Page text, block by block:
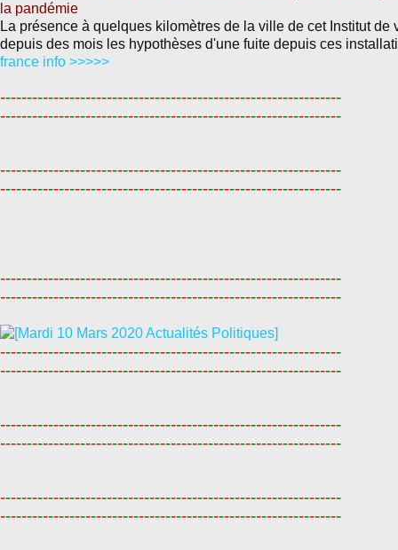
la pandémie
La présence à quelques kilomètres de la ville de cet Institut de
depuis des mois les hypothèses d'une fuite depuis ces
france info >>>>>
----------------------------------------------------------------
----------------------------------------------------------------
----------------------------------------------------------------
----------------------------------------------------------------
----------------------------------------------------------------
----------------------------------------------------------------
----------------------------------------------------------------
----------------------------------------------------------------
----------------------------------------------------------------
----------------------------------------------------------------
----------------------------------------------------------------
----------------------------------------------------------------